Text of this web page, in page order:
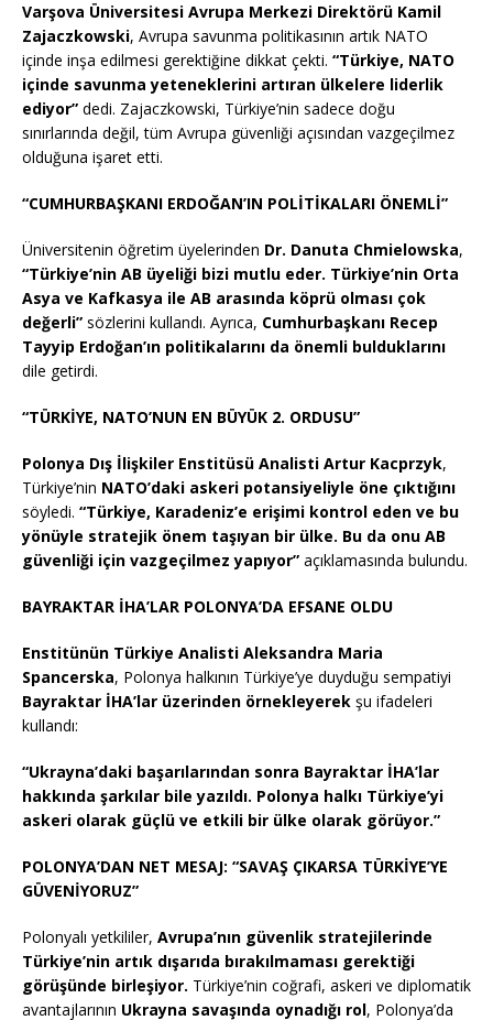
Varşova Üniversitesi Avrupa Merkezi Direktörü Kamil
Zajaczkowski, Avrupa savunma politikasının artık NATO
içinde inşa edilmesi gerektiğine dikkat çekti. “Türkiye, NATO
içinde savunma yeteneklerini artıran ülkelere liderlik
ediyor” dedi. Zajaczkowski, Türkiye’nin sadece doğu
sınırlarında değil, tüm Avrupa güvenliği açısından vazgeçilmez
olduğuna işaret etti.
“CUMHURBAŞKANI ERDOĞAN’IN POLİTİKALARI ÖNEMLİ”
Üniversitenin öğretim üyelerinden Dr. Danuta Chmielowska,
“Türkiye’nin AB üyeliği bizi mutlu eder. Türkiye’nin Orta
Asya ve Kafkasya ile AB arasında köprü olması çok
değerli” sözlerini kullandı. Ayrıca, Cumhurbaşkanı Recep
Tayyip Erdoğan’ın politikalarını da önemli bulduklarını
dile getirdi.
“TÜRKİYE, NATO’NUN EN BÜYÜK 2. ORDUSU”
Polonya Dış İlişkiler Enstitüsü Analisti Artur Kacprzyk,
Türkiye’nin NATO’daki askeri potansiyeliyle öne çıktığını
söyledi. “Türkiye, Karadeniz’e erişimi kontrol eden ve bu
yönüyle stratejik önem taşıyan bir ülke. Bu da onu AB
güvenliği için vazgeçilmez yapıyor” açıklamasında bulundu.
BAYRAKTAR İHA’LAR POLONYA’DA EFSANE OLDU
Enstitünün Türkiye Analisti Aleksandra Maria
Spancerska, Polonya halkının Türkiye’ye duyduğu sempatiyi
Bayraktar İHA’lar üzerinden örnekleyerek şu ifadeleri
kullandı:
“Ukrayna’daki başarılarından sonra Bayraktar İHA’lar
hakkında şarkılar bile yazıldı. Polonya halkı Türkiye’yi
askeri olarak güçlü ve etkili bir ülke olarak görüyor.”
POLONYA’DAN NET MESAJ: “SAVAŞ ÇIKARSA TÜRKİYE’YE
GÜVENİYORUZ”
Polonyalı yetkililer, Avrupa’nın güvenlik stratejilerinde
Türkiye’nin artık dışarıda bırakılmaması gerektiği
görüşünde birleşiyor. Türkiye’nin coğrafi, askeri ve diplomatik
avantajlarının Ukrayna savaşında oynadığı rol, Polonya’da